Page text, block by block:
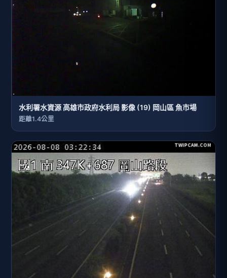
水利署水資源 高雄市政府水利局 影像 (19) 岡山區 魚市場
距離1.4公里